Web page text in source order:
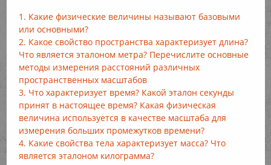
1. Какие физические величины называют базовыми
или основными?
2. Какое свойство пространства характеризует длина?
Что является эталоном метра? Перечислите основные
методы измерения расстояний различных
пространственных масштабов
3. Что характеризует время? Какой эталон секунды
принят в настоящее время? Какая физическая
величина используется в качестве масштаба для
измерения больших промежутков времени?
4. Какие свойства тела характеризует масса? Что
является эталоном килограмма?